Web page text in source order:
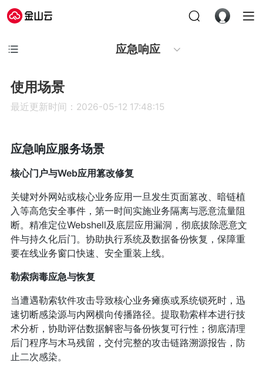
应急响应
使用场景
最近更新时间：2026-05-12 17:48:15
应急响应服务场景
核心门户与Web应用篡改修复
关键对外网站或核心业务应用一旦发生页面篡改、暗链植
入等高危安全事件，第一时间实施业务隔离与恶意流量阻
断。精准定位Webshell及底层应用漏洞，彻底拔除恶意文
件与持久化后门。协助执行系统及数据备份恢复，保障重
要在线业务窗口快速、安全重装上线。
勒索病毒应急与恢复
当遭遇勒索软件攻击导致核心业务瘫痪或系统锁死时，迅
速切断感染源与内网横向传播路径。提取勒索样本进行技
术分析，协助评估数据解密与备份恢复可行性；彻底清理
后门程序与木马残留，交付完整的攻击链路溯源报告，防
止二次感染。